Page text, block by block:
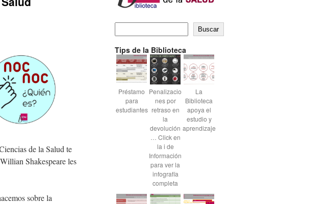
de la Salud te
Shakespeare les
sobre la
Buscar
Tips de la Biblioteca
Préstamo
para
estudiantes
Penalizacio
nes por
retraso en
la
devolución
… Click en
la i de
Información
para ver la
infografía
completa
La
Biblioteca
apoya el
estudio y
aprendizaje